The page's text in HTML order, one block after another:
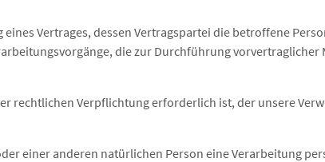
Vertrages, dessen Vertragspartei die betroffene
die zur Durchführung
rechtlichen Verpflichtung erforderlich ist, der unsere
einer anderen natürlichen Person eine Verarbeitung